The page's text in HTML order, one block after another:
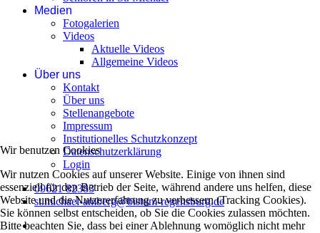
Medien
Fotogalerien
Videos
Aktuelle Videos
Allgemeine Videos
Über uns
Kontakt
Über uns
Stellenangebote
Impressum
Institutionelles Schutzkonzept
Datenschutzerklärung
Login
09621 82383
st.michael-amberg@bistum-regensburg.de
Wir benutzen Cookies
Wir nutzen Cookies auf unserer Website. Einige von ihnen sind
essenziell für den Betrieb der Seite, während andere uns helfen, diese
Website und die Nutzererfahrung zu verbessern (Tracking Cookies).
Sie können selbst entscheiden, ob Sie die Cookies zulassen möchten.
Bitte beachten Sie, dass bei einer Ablehnung womöglich nicht mehr